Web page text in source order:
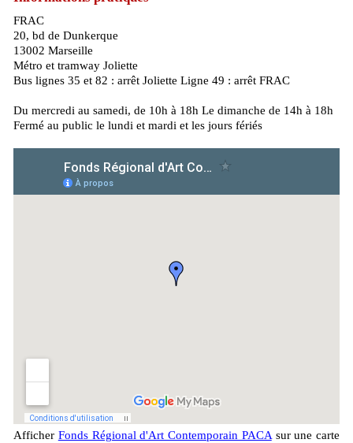
FRAC
20, bd de Dunkerque
13002 Marseille
Métro et tramway Joliette
Bus lignes 35 et 82 : arrêt Joliette Ligne 49 : arrêt FRAC
Du mercredi au samedi, de 10h à 18h Le dimanche de 14h à 18h
Fermé au public le lundi et mardi et les jours fériés
Afficher Fonds Régional d'Art Contemporain PACAsur une carte